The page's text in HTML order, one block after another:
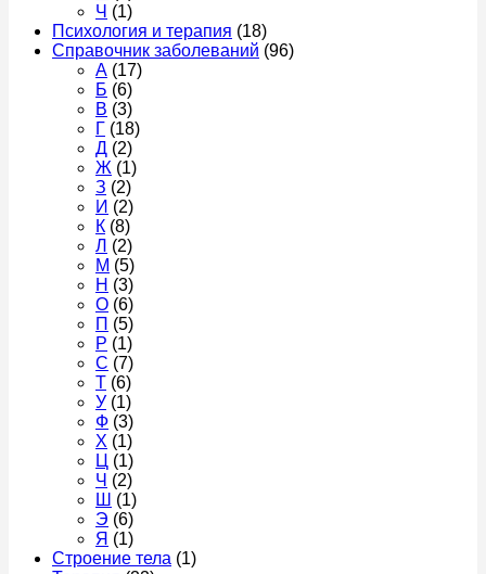
Ч (1)
Психология и терапия (18)
Справочник заболеваний (96)
А (17)
Б (6)
В (3)
Г (18)
Д (2)
Ж (1)
З (2)
И (2)
К (8)
Л (2)
М (5)
Н (3)
О (6)
П (5)
Р (1)
С (7)
Т (6)
У (1)
Ф (3)
Х (1)
Ц (1)
Ч (2)
Ш
(1)
Э (6)
Я (1)
Строение тела (1)